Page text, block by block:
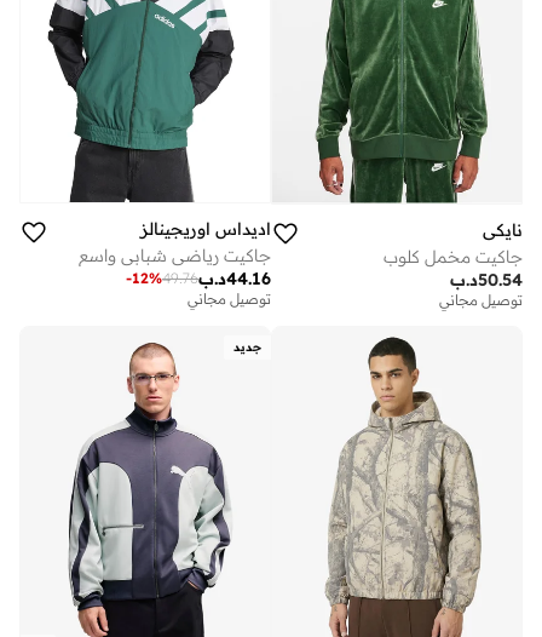
نايكي
جاكيت مخمل كلوب
د.ب50.54
توصيل مجاني
اديداس اوريجينالز
جاكيت رياضي شبابي واسع
د.ب44.16
49.76
-12%
توصيل مجاني
جديد